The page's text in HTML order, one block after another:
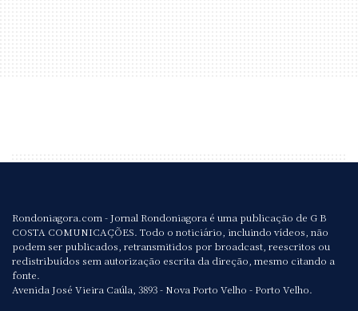
Rondoniagora.com - Jornal Rondoniagora é uma publicação de G B
COSTA COMUNICAÇÕES. Todo o noticiário, incluindo vídeos, não
podem ser publicados, retransmitidos por broadcast, reescritos ou
redistribuídos sem autorização escrita da direção, mesmo citando a
fonte.
Avenida José Vieira Caúla, 3893 - Nova Porto Velho - Porto Velho.